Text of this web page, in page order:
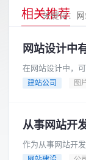
相关推荐
关键词：
在网站设计中，
是一些提供免费
建站公司 图
从事网站开
作为从事网站开
开发：根据客户